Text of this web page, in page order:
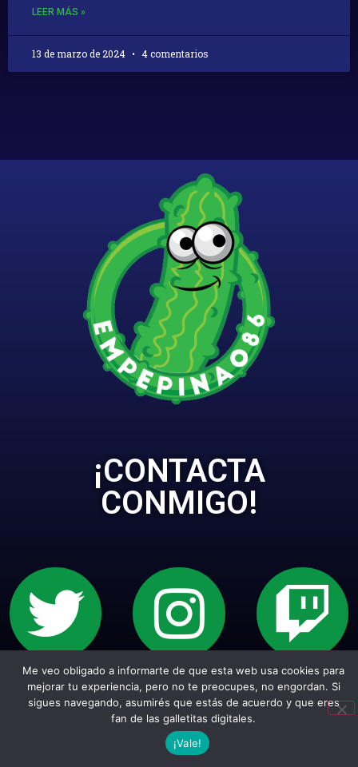
LEER MÁS »
13 de marzo de 2024 4 comentarios
¡CONTACTA
CONMIGO!
Sitio web creado con Wordpress. Todos los
empepiderechos reservados.
Me veo obligado a informarte de que esta web usa cookies para
mejorar tu experiencia, pero no te preocupes, no engordan. Si
sigues navegando, asumirés que estás de acuerdo y que eres
fan de las galletitas digitales.
¡Vale!